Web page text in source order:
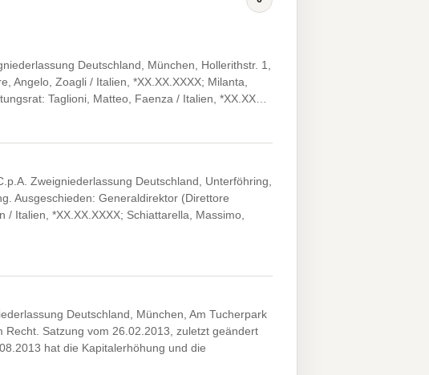
Deutschland, München, Hollerithstr. 1,
Angelo, Zoagli / Italien, *XX.XX.XXXX; Milanta,
Taglioni, Matteo, Faenza / Italien, *XX.XX…
Zweigniederlassung Deutschland, Unterföhring,
Ausgeschieden: Generaldirektor (Direttore
Italien, *XX.XX.XXXX; Schiattarella, Massimo,
Deutschland, München, Am Tucherpark
Satzung vom 26.02.2013, zuletzt geändert
hat die Kapitalerhöhung und die